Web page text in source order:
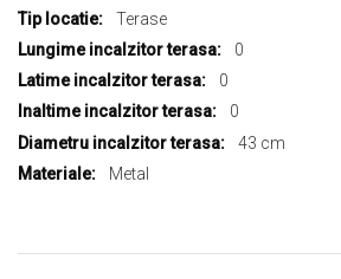
multe
Terase
0
0
0
43 cm
Metal